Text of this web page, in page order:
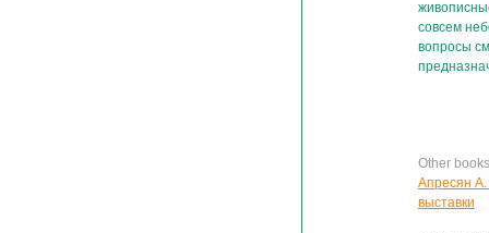
совсем
вопросы
Other
Апресян А.
выставки